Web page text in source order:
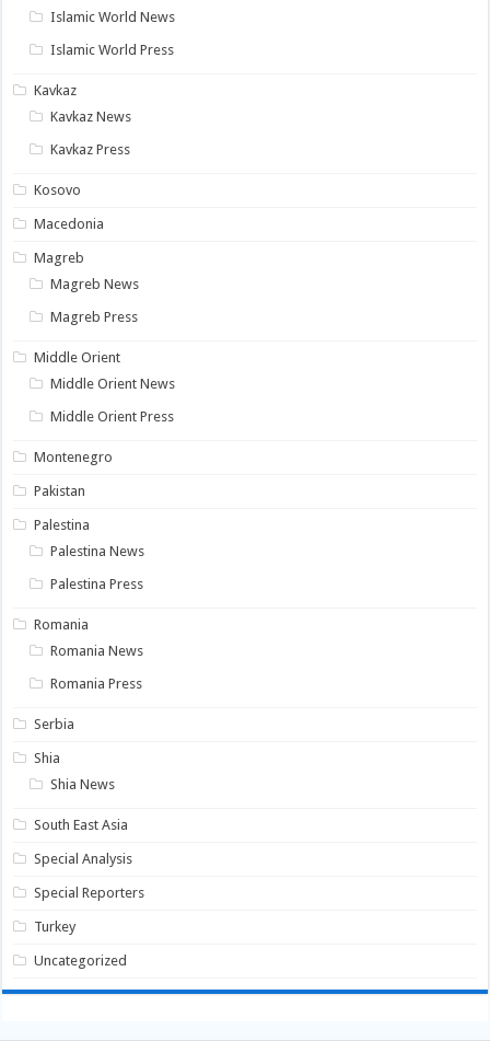
Islamic World News
Islamic World Press
Kavkaz
Kavkaz News
Kavkaz Press
Kosovo
Macedonia
Magreb
Magreb News
Magreb Press
Middle Orient
Middle Orient News
Middle Orient Press
Montenegro
Pakistan
Palestina
Palestina News
Palestina Press
Romania
Romania News
Romania Press
Serbia
Shia
Shia News
South East Asia
Special Analysis
Special Reporters
Turkey
Uncategorized